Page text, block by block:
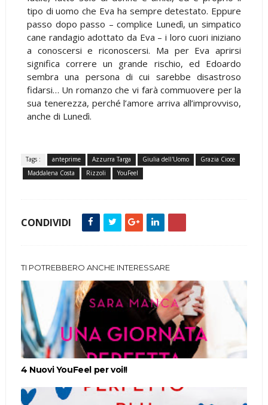
tipo di uomo che Eva ha sempre detestato. Eppure
passo dopo passo – complice Lunedì, un simpatico
cane randagio adottato da Eva – i loro cuori iniziano
a conoscersi e riconoscersi. Ma per Eva aprirsi
significa correre un grande rischio, ed Edoardo
sembra una persona di cui sarebbe disastroso
fidarsi… Un romanzo che vi farà commuovere per la
sua tenerezza, perché l’amore arriva all’improvviso,
anche di Lunedì.
Tags : anteprime Azzurra Targa Giulia dell'Uomo
Grazia Cioce
Maddalena Costa
Rizzoli YouFeel
CONDIVIDI
TI POTREBBERO ANCHE INTERESSARE
4 Nuovi YouFeel per voi!!